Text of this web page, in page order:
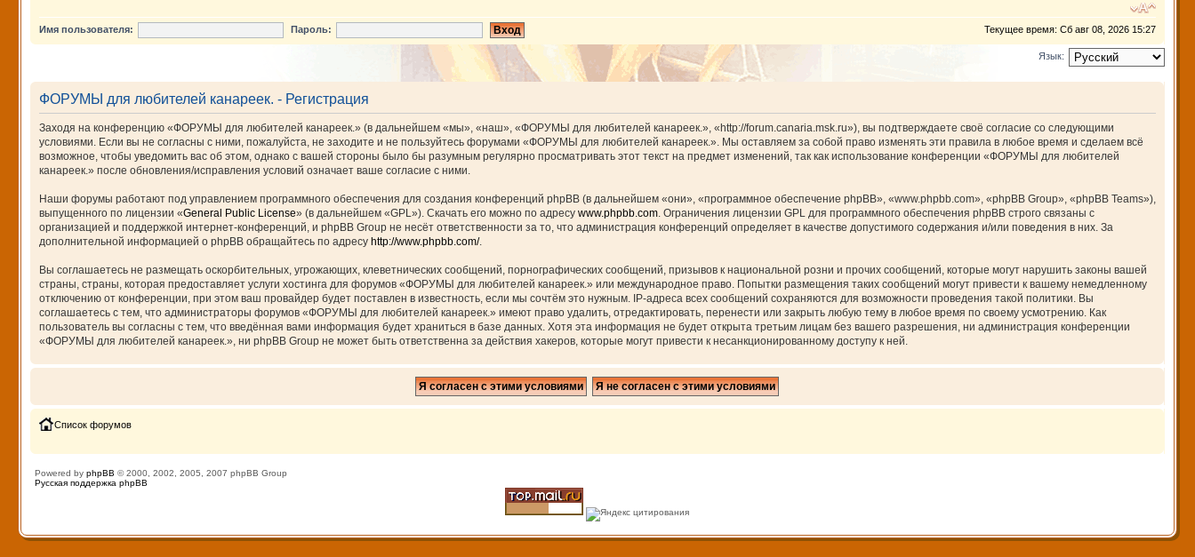
Текущее время: Сб авг 08, 2026 15:27
Имя пользователя: Пароль:
Язык:
ФОРУМЫ для любителей канареек. - Регистрация
Заходя на конференцию «ФОРУМЫ для любителей канареек.» (в дальнейшем «мы», «наш», «ФОРУМЫ для любителей канареек.», «http://forum.canaria.msk.ru»), вы подтверждаете своё согласие со следующими
условиями. Если вы не согласны с ними, пожалуйста, не заходите и не пользуйтесь форумами «ФОРУМЫ для любителей канареек.». Мы оставляем за собой право изменять эти правила в любое время и сделаем всё
возможное, чтобы уведомить вас об этом, однако с вашей стороны было бы разумным регулярно просматривать этот текст на предмет изменений, так как использование конференции «ФОРУМЫ для любителей
канареек.» после обновления/исправления условий означает ваше согласие с ними.
Наши форумы работают под управлением программного обеспечения для создания конференций phpBB (в дальнейшем «они», «программное обеспечение phpBB», «www.phpbb.com», «phpBB Group», «phpBB Teams»),
выпущенного по лицензии «General Public License» (в дальнейшем «GPL»). Скачать его можно по адресу www.phpbb.com. Ограничения лицензии GPL для программного обеспечения phpBB строго связаны с
организацией и поддержкой интернет-конференций, и phpBB Group не несёт ответственности за то, что администрация конференций определяет в качестве допустимого содержания и/или поведения в них. За
дополнительной информацией о phpBB обращайтесь по адресу http://www.phpbb.com/.
Вы соглашаетесь не размещать оскорбительных, угрожающих, клеветнических сообщений, порнографических сообщений, призывов к национальной розни и прочих сообщений, которые могут нарушить законы вашей
страны, страны, которая предоставляет услуги хостинга для форумов «ФОРУМЫ для любителей канареек.» или международное право. Попытки размещения таких сообщений могут привести к вашему немедленному
отключению от конференции, при этом ваш провайдер будет поставлен в известность, если мы сочтём это нужным. IP-адреса всех сообщений сохраняются для возможности проведения такой политики. Вы
соглашаетесь с тем, что администраторы форумов «ФОРУМЫ для любителей канареек.» имеют право удалить, отредактировать, перенести или закрыть любую тему в любое время по своему усмотрению. Как
пользователь вы согласны с тем, что введённая вами информация будет храниться в базе данных. Хотя эта информация не будет открыта третьим лицам без вашего разрешения, ни администрация конференции
«ФОРУМЫ для любителей канареек.», ни phpBB Group не может быть ответственна за действия хакеров, которые могут привести к несанкционированному доступу к ней.
Список форумов
Powered by phpBB © 2000, 2002, 2005, 2007 phpBB Group
Русская поддержка phpBB